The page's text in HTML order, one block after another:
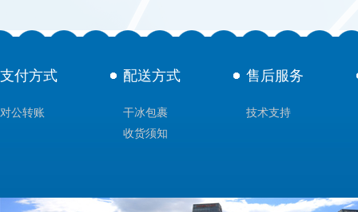
LGC Maine Standards Biolife
Abbexa AbD Serotec
支付方式
对公转账
配送方式
干冰包裹
收货须知
售后服务
技术支持